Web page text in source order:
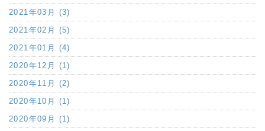
2021年03月 (3)
2021年02月 (5)
2021年01月 (4)
2020年12月 (1)
2020年11月 (2)
2020年10月 (1)
2020年09月 (1)